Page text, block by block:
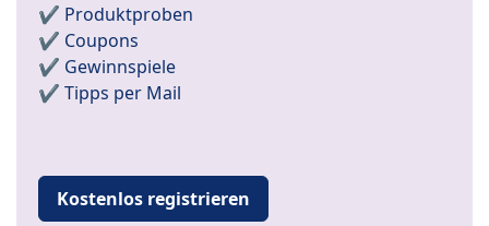
✔️ Produktproben
✔️ Coupons
✔️ Gewinnspiele
✔️ Tipps per Mail
Kostenlos registrieren